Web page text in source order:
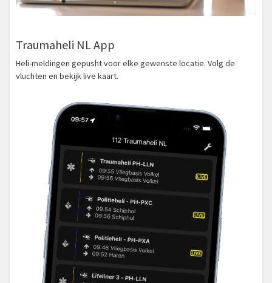
Traumaheli NL App
Heli-meldingen gepusht voor elke gewenste locatie. Volg de
vluchten en bekijk live kaart.